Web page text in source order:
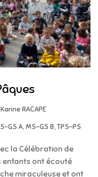
Karine RACAPE
GS A, MS-GS B,TPS-PS
la Célébration de
enfants ont écouté
miraculeuse et ont